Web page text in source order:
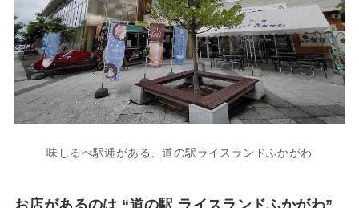
味しるべ駅逓がある、道の駅ライスランドふかがわ
お店があるのは “道の駅 ライスランドふかがわ”